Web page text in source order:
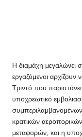
Η διαμάχη μεγαλώνει
εργαζόμενοι
Τριντό που
υποχρεωτικό
κρατικών
μεταφορών, και η